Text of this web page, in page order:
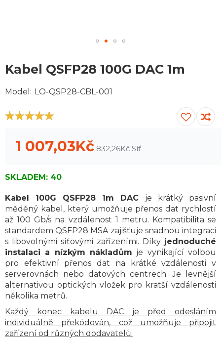
na
začátek
galerie
obrázků
Kabel QSFP28 100G DAC 1m
Model LO-QSP28-CBL-001
1 007,03Kč 832,26Kč
SKLADEM: 40
Kabel 100G QSFP28 1m DAC je krátký pasivní
měděný kabel, který umožňuje přenos dat rychlostí
až 100 Gb/s na vzdálenost 1 metru. Kompatibilita se
standardem QSFP28 MSA zajišťuje snadnou integraci
s libovolnými síťovými zařízeními. Díky jednoduché
instalaci a nízkým nákladům je vynikající volbou
pro efektivní přenos dat na krátké vzdálenosti v
serverovnách nebo datových centrech. Je levnější
alternativou optických vložek pro kratší vzdálenosti
několika metrů.
Každý konec kabelu DAC je před odesláním
individuálně překódován, což umožňuje připojit
zařízení od různých dodavatelů.